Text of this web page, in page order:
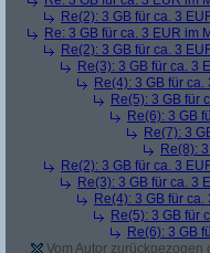
Re(2): 3 GB für ca. 3
Re: 3 GB für ca. 3 EUR im
Re(2): 3 GB für ca. 3
Re(3): 3 GB für ca. 3
Re(4): 3 GB für
Re(5): 3 GB für
Re(6): 3 GB
Re(7): 3
Re(8):
Re(2): 3 GB für ca. 3
Re(3): 3 GB für ca. 3
Re(4): 3 GB für
Re(5): 3 GB für
Re(6): 3 GB
Vom Autor